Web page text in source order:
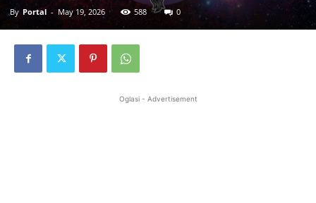
By Portal - May 19, 2026 588 0
Oglasi - Advertisement